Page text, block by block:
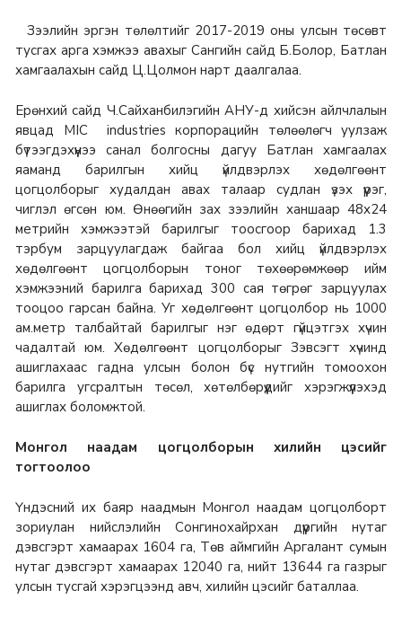
Зээлийн эргэн төлөлтийг 2017-2019 оны улсын төсөвт
тусгах арга хэмжээ авахыг Сангийн сайд Б.Болор, Батлан
хамгаалахын сайд Ц.Цолмон нарт даалгалаа.
Ерөнхий сайд Ч.Сайханбилэгийн АНУ-д хийсэн айлчлалын
явцад MIC industries корпорацийн төлөөлөгч уулзаж
бүтээгдэхүүнээ санал болгосны дагуу Батлан хамгаалах
яаманд барилгын хийц үйлдвэрлэх хөдөлгөөнт
цогцолборыг худалдан авах талаар судлан үзэх үүрэг,
чиглэл өгсөн юм. Өнөөгийн зах зээлийн ханшаар 48х24
метрийн хэмжээтэй барилгыг тоосгоор барихад 1.3
тэрбум зарцуулагдаж байгаа бол хийц үйлдвэрлэх
хөдөлгөөнт цогцолборын тоног төхөөрөмжөөр ийм
хэмжээний барилга барихад 300 сая төгрөг зарцуулах
тооцоо гарсан байна. Уг хөдөлгөөнт цогцолбор нь 1000
ам.метр талбайтай барилгыг нэг өдөрт гүйцэтгэх хүчин
чадалтай юм. Хөдөлгөөнт цогцолборыг Зэвсэгт хүчинд
ашиглахаас гадна улсын болон бүс нутгийн томоохон
барилга угсралтын төсөл, хөтөлбөрүүдийг хэрэгжүүлэхэд
ашиглах боломжтой.
Монгол наадам цогцолборын хилийн цэсийг
тогтоолоо
Үндэсний их баяр наадмын Монгол наадам цогцолборт
зориулан нийслэлийн Сонгинохайрхан дүүргийн нутаг
дэвсгэрт хамаарах 1604 га, Төв аймгийн Аргалант сумын
нутаг дэвсгэрт хамаарах 12040 га, нийт 13644 га газрыг
улсын тусгай хэрэгцээнд авч, хилийн цэсийг баталлаа.